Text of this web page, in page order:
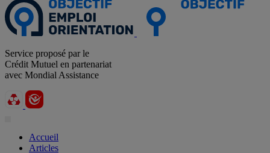
Service proposé par le
Crédit Mutuel en partenariat
avec Mondial Assistance
Accueil
Articles